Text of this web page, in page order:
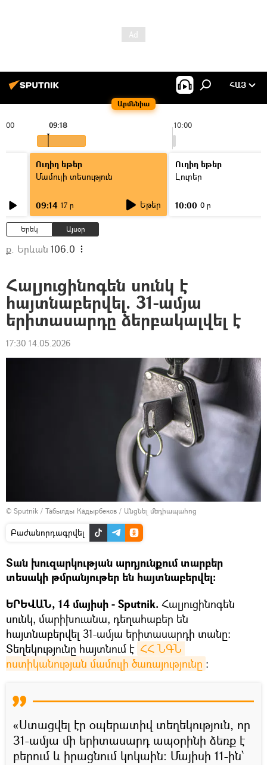
Արմենիա
ՀԱՅ
10:00
09:18
Ուղիղ եթեր
Մամուլի տեսություն
09:14 17 ր Եթեր
Ուղիղ եթեր
Լուրեր
10:00 0 ր
Երեկ Այսօր
ք. Երևան 106.0
Հալյուցինոգեն սունկ է
հայտնաբերվել. 31-ամյա
երիտասարդը ձերբակալվել է
17:30 14.05.2026
© Sputnik / Табылды Кадырбеков / Անցնել մեդիապահոց
Բաժանորդագրվել
Տան խուզարկության արդյունքում տարբեր
տեսակի թմրանյութեր են հայտնաբերվել։
ԵՐԵՎԱՆ, 14 մայիսի - Sputnik. Հալյուցինոգեն
սունկ, մարիխուանա, դեղահաբեր են
հայտնաբերվել 31-ամյա երիտասարդի տանը։
Տեղեկությունը հայտնում է ՀՀ ՆԳՆ
ոստիկանության մամուլի ծառայությունը ։
«Ստացվել էր օպերատիվ տեղեկություն, որ
31-ամյա մի երիտասարդ ապօրինի ձեռք է
բերում և իրացնում կոկաին: Մայիսի 11-ին՝